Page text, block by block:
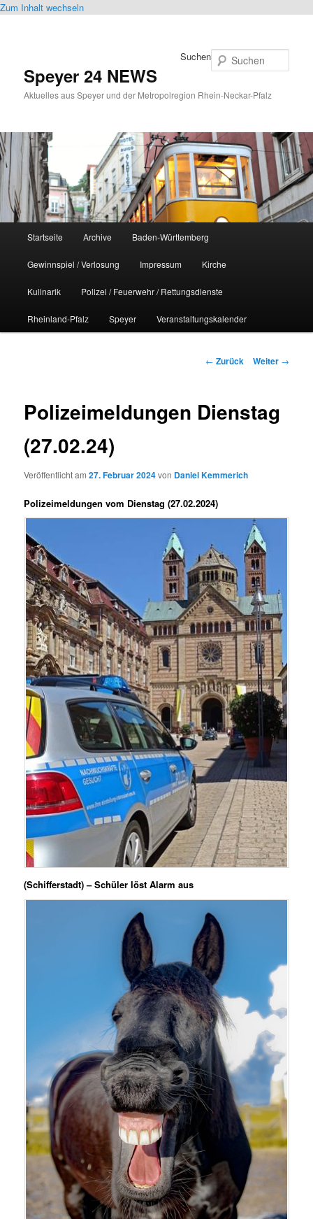
Zum Inhalt wechseln
Speyer 24 NEWS
Aktuelles aus Speyer und der Metropolregion Rhein-Neckar-Pfalz
Suchen
Startseite Archive Baden-Württemberg
Gewinnspiel / Verlosung Impressum Kirche
Kulinarik Polizei / Feuerwehr / Rettungsdienste
Rheinland-Pfalz Speyer Veranstaltungskalender
Beitrags-
← Zurück Weiter →
Polizeimeldungen Dienstag
(27.02.24)
Veröffentlicht am27. Februar 2024von Daniel Kemmerich
Polizeimeldungen vom Dienstag (27.02.2024)
(Schifferstadt) – Schüler löst Alarm aus